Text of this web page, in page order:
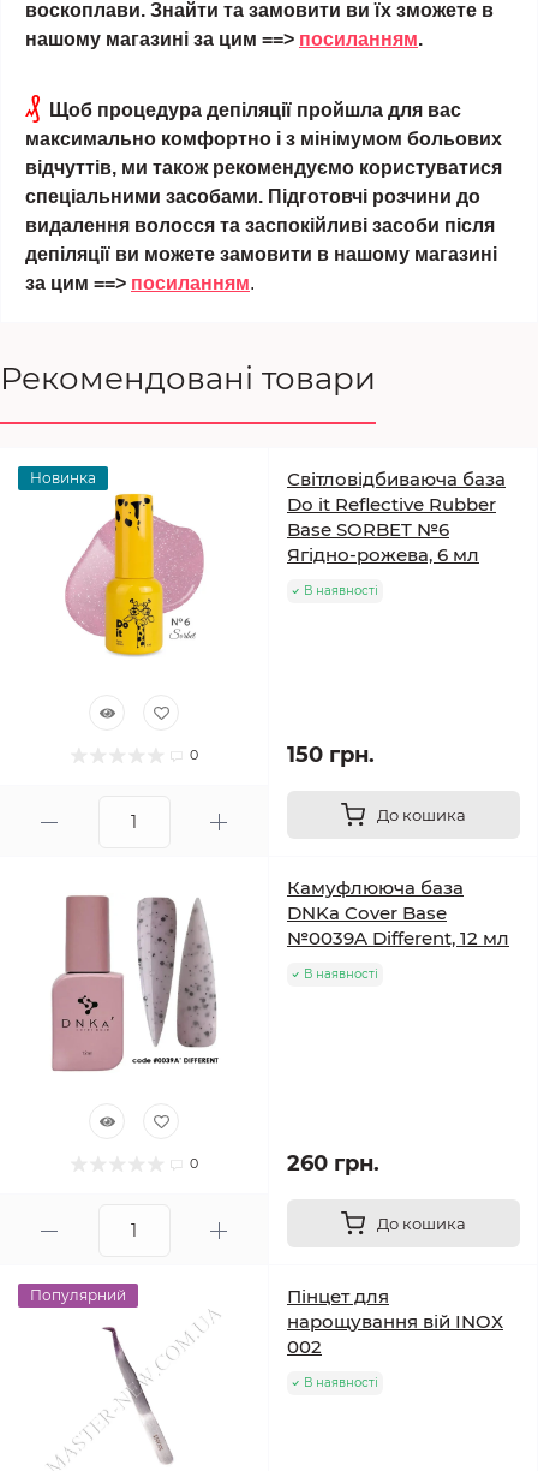
воскоплави. Знайти та замовити ви їх зможете в
нашому магазині за цим ==> посиланням.
₰
Щоб процедура депіляції пройшла для вас
максимально комфортно і з мінімумом больових
відчуттів, ми також рекомендуємо користуватися
спеціальними засобами. Підготовчі розчини до
видалення волосся та заспокійливі засоби після
депіляції ви можете замовити в нашому магазині
за цим ==> посиланням.
Рекомендовані товари
Новинка
0
Світловідбиваюча база
Do it Reflective Rubber
Base SORBET №6
Ягідно-рожева, 6 мл
В наявності
150 грн.
До кошика
0
Камуфлююча база
DNKa Cover Base
№0039A Different, 12 мл
В наявності
260 грн.
До кошика
Популярний
Пінцет для
нарощування вій INOX
002
В наявності